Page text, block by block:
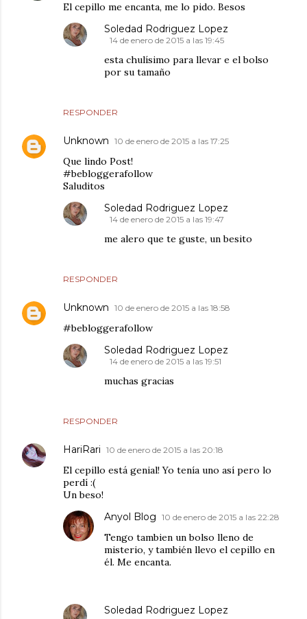
El cepillo me encanta, me lo pido. Besos
RESPONDER
Soledad Rodriguez Lopez
14 de enero de 2015 a las 19:45
esta chulísimo para llevar e el bolso
por su tamaño
Unknown 10 de enero de 2015 a las 17:25
Que lindo Post!
#bebloggerafollow
Saluditos
RESPONDER
Soledad Rodriguez Lopez
14 de enero de 2015 a las 19:47
me alero que te guste, un besito
Unknown 10 de enero de 2015 a las 18:58
#bebloggerafollow
RESPONDER
Soledad Rodriguez Lopez
14 de enero de 2015 a las 19:51
muchas gracias
HariRari 10 de enero de 2015 a las 20:18
El cepillo está genial! Yo tenía uno así pero lo
perdí :(
Un beso!
Anyol Blog 10 de enero de 2015 a las 22:28
Tengo tambien un bolso lleno de
misterio, y también llevo el cepillo en
él. Me encanta.
Soledad Rodriguez Lopez